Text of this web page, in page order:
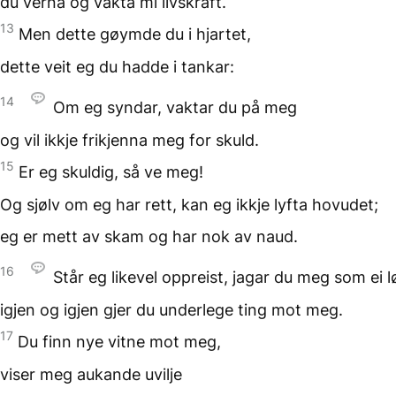
13 Men dette gøymde du i hjartet,
dette veit eg du hadde i tankar:
14 Om eg syndar, vaktar du på meg
og vil ikkje frikjenna meg for skuld.
15 Er eg skuldig, så ve meg!
Og sjølv om eg har rett, kan eg ikkje lyfta hovudet;
eg er mett av skam og har nok av naud.
16 Står eg likevel oppreist, jagar du meg som ei
igjen og igjen gjer du underlege ting mot meg.
17 Du finn nye vitne mot meg,
viser meg aukande uvilje